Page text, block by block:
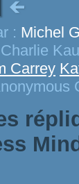
: Michel
Charlie
Carrey
Mind